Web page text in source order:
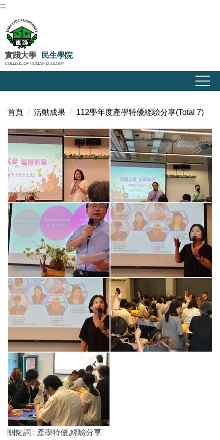
跳
主
要
內
容
:::
實踐大學 民生學院
COLLEGE OF HUMAN ECOLOGY
首頁 活動成果 112學年度產學特優經驗分享(Total 7)
關鍵詞 : 產學特優,經驗分享